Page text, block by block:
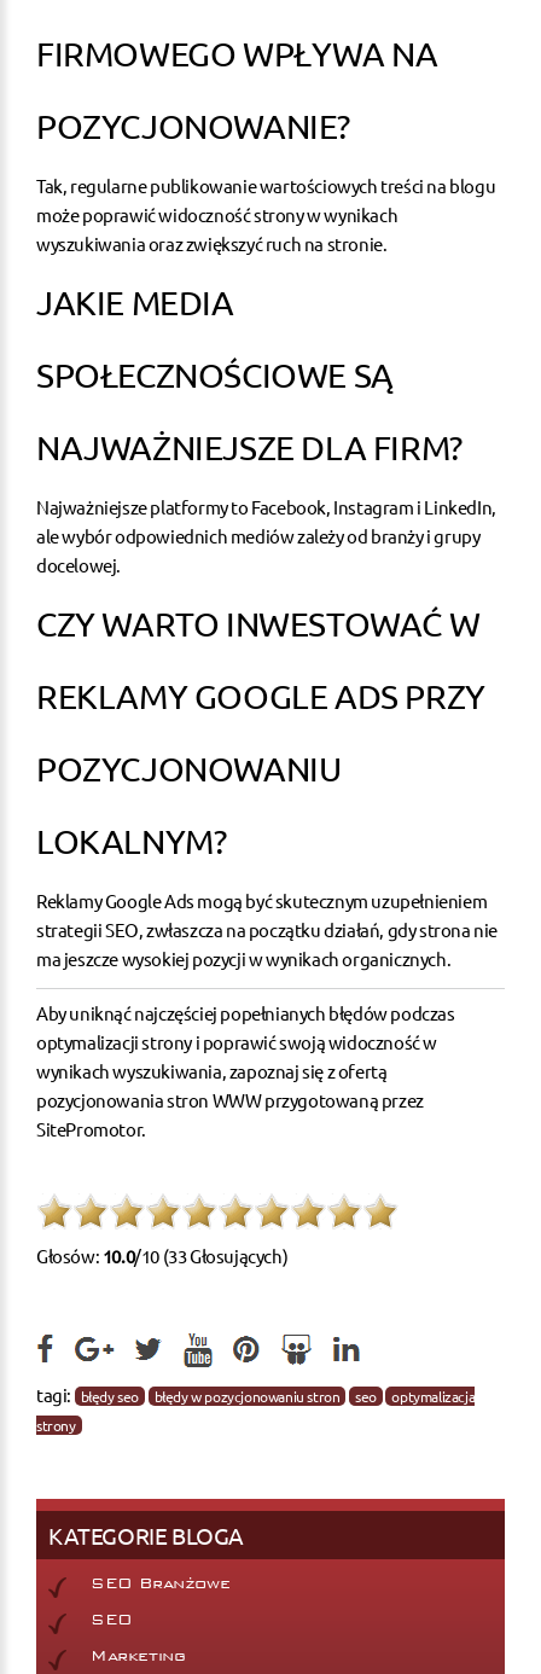
FIRMOWEGO WPŁYWA NA
POZYCJONOWANIE?
Tak, regularne publikowanie wartościowych treści na blogu
może poprawić widoczność strony w wynikach
wyszukiwania oraz zwiększyć ruch na stronie.
JAKIE MEDIA
SPOŁECZNOŚCIOWE SĄ
NAJWAŻNIEJSZE DLA FIRM?
Najważniejsze platformy to Facebook, Instagram i LinkedIn,
ale wybór odpowiednich mediów zależy od branży i grupy
docelowej.
CZY WARTO INWESTOWAĆ W
REKLAMY GOOGLE ADS PRZY
POZYCJONOWANIU
LOKALNYM?
Reklamy Google Ads mogą być skutecznym uzupełnieniem
strategii SEO, zwłaszcza na początku działań, gdy strona nie
ma jeszcze wysokiej pozycji w wynikach organicznych.
Aby uniknąć najczęściej popełnianych błędów podczas
optymalizacji strony i poprawić swoją widoczność w
wynikach wyszukiwania, zapoznaj się zofertą
pozycjonowania stron WWWprzygotowaną przez
SitePromotor.
Głosów: 10.0/10 (33 Głosujących)
tagi: błędy seo błędy w pozycjonowaniu stron seo
optymalizacja
strony
KATEGORIE BLOGA
SEO Branżowe
SEO
Marketing